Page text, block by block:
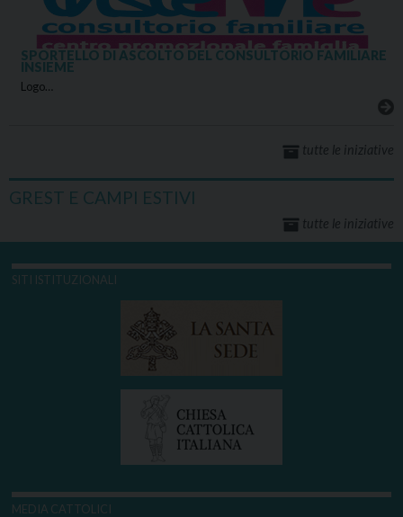
SPORTELLO DI ASCOLTO DEL CONSULTORIO FAMILIARE
INSIEME
Logo…
tutte le iniziative
GREST E CAMPI ESTIVI
tutte le iniziative
SITI ISTITUZIONALI
MEDIA CATTOLICI